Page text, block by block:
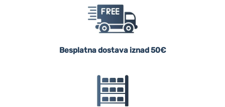
Besplatna dostava iznad 50€